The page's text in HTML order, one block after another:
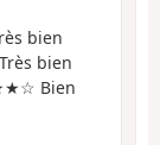
bien
bien
Bien